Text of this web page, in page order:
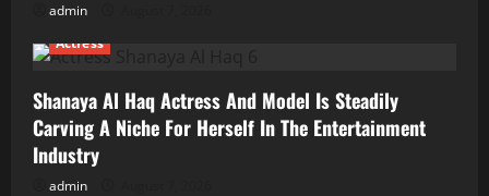
admin
Actress
Shanaya Al Haq Actress And Model Is Steadily
Carving A Niche For Herself In The Entertainment
Industry
admin